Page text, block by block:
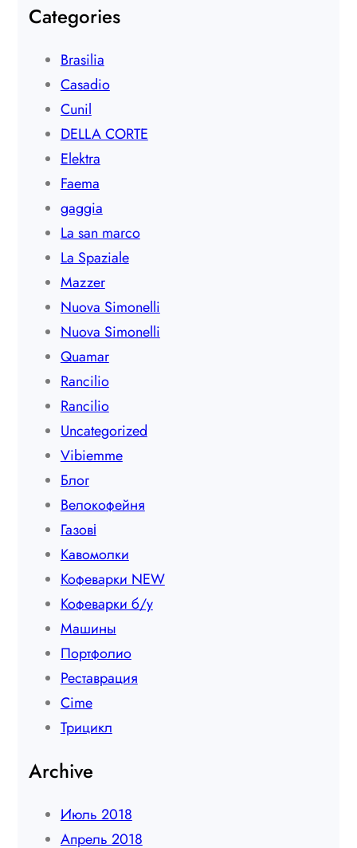
Categories
Brasilia
Casadio
Cunil
DELLA CORTE
Elektra
Faema
gaggia
La san marco
La Spaziale
Mazzer
Nuova Simonelli
Nuova Simonelli
Quamar
Rancilio
Rancilio
Uncategorized
Vibiemme
Блог
Велокофейня
Газові
Кавомолки
Кофеварки NEW
Кофеварки б/у
Машины
Портфолио
Реставрация
Сime
Трицикл
Archive
Июль 2018
Апрель 2018